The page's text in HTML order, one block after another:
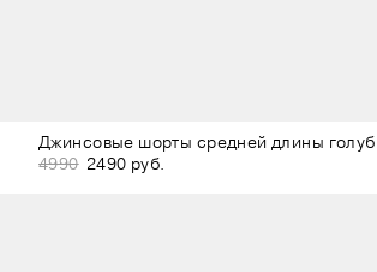
4990 2490 руб.